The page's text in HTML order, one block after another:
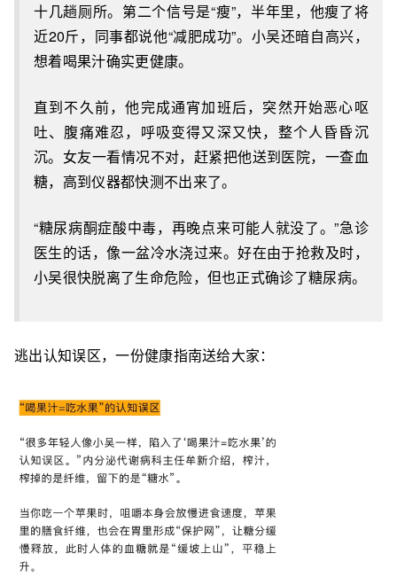
十几趟厕所。第二个信号是“瘦”，半年里，他瘦了将
近20斤，同事都说他“减肥成功”。小吴还暗自高兴，
想着喝果汁确实更健康。
直到不久前，他完成通宵加班后，突然开始恶心呕
吐、腹痛难忍，呼吸变得又深又快，整个人昏昏沉
沉。女友一看情况不对，赶紧把他送到医院，一查血
糖，高到仪器都快测不出来了。
“糖尿病酮症酸中毒，再晚点来可能人就没了。”急诊
医生的话，像一盆冷水浇过来。好在由于抢救及时，
小吴很快脱离了生命危险，但也正式确诊了糖尿病。
逃出认知误区，一份健康指南送给大家：